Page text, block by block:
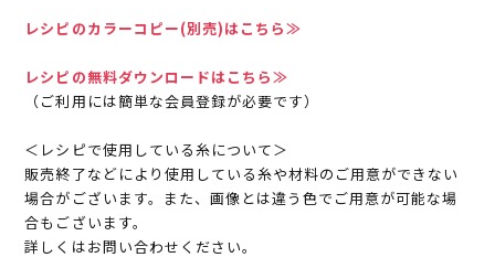
レシピのカラーコピー(別売)はこちら≫
レシピの無料ダウンロードはこちら≫
（ご利用には簡単な会員登録が必要です）
＜レシピで使用している糸について＞
販売終了などにより使用している糸や材料のご用意ができない
場合がございます。また、画像とは違う色でご用意が可能な場
合もございます。
詳しくはお問い合わせください。